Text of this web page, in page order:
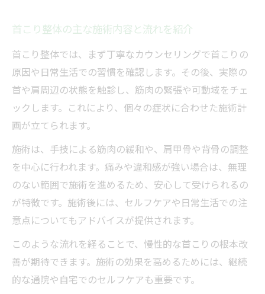
首こり整体の主な施術内容と流れを紹介
首こり整体では、まず丁寧なカウンセリングで首こりの
原因や日常生活での習慣を確認します。その後、実際の
首や肩周辺の状態を触診し、筋肉の緊張や可動域をチェ
ックします。これにより、個々の症状に合わせた施術計
画が立てられます。
施術は、手技による筋肉の緩和や、肩甲骨や背骨の調整
を中心に行われます。痛みや違和感が強い場合は、無理
のない範囲で施術を進めるため、安心して受けられるの
が特徴です。施術後には、セルフケアや日常生活での注
意点についてもアドバイスが提供されます。
このような流れを経ることで、慢性的な首こりの根本改
善が期待できます。施術の効果を高めるためには、継続
的な通院や自宅でのセルフケアも重要です。